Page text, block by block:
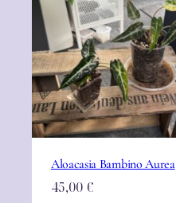
Aloacasia Bambino Aurea
45,00 €